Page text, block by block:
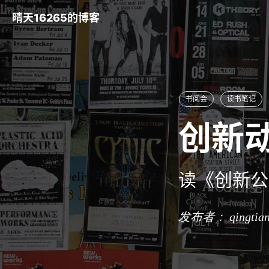
晴天16265的博客
书阅会 读书笔记
创新
读《创新
发布者：